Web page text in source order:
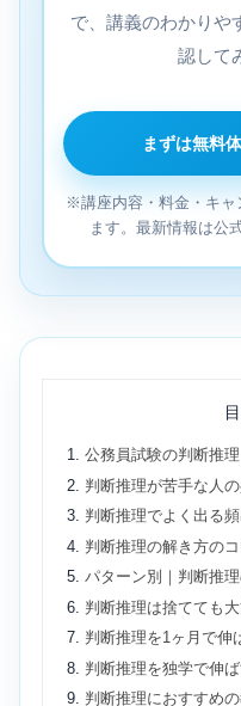
で、講義のわかりや
認して
まずは無料
※講座内容・料金・キャ
ます。最新情報は公
公務員試験の判断推
判断推理が苦手な人
判断推理でよく出る
判断推理の解き方の
パターン別｜判断推
判断推理は捨てても
判断推理を1ヶ月で伸
判断推理を独学で伸
判断推理におすすめ